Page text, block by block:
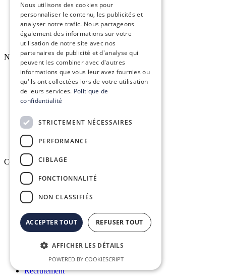
Déclaration e-commerce H7
Nos services
Formation réglementaire
Formation aux logiciels
Services d’infogérance
Conex
Qui sommes-nous ?
Nos engagements
Le groupe Conex
Recrutement
Nous utilisons des cookies pour
personnaliser le contenu, les publicités et
analyser notre trafic. Nous partageons
également des informations sur votre
utilisation de notre site avec nos
partenaires de publicité et d'analyse qui
peuvent les combiner avec d'autres
informations que vous leur avez fournies ou
qu'ils ont collectées lors de votre utilisation
de leurs services. Politique de
confidentialité
STRICTEMENT NÉCESSAIRES
PERFORMANCE
CIBLAGE
FONCTIONNALITÉ
NON CLASSIFIÉS
ACCEPTER TOUT REFUSER TOUT
AFFICHER LES DÉTAILS
POWERED BY COOKIESCRIPT